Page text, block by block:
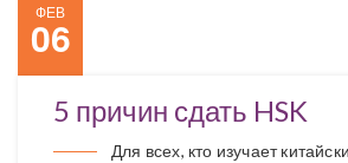
ФЕВ
06
5 причин сдать HSK
Для всех, кто изучает